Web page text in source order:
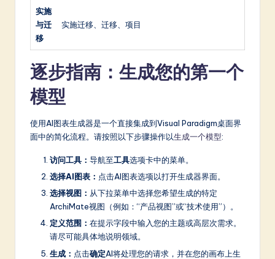
实施
与迁
移
实施迁移、迁移、项目
逐步指南：生成您的第一个
模型
使用AI图表生成器是一个直接集成到Visual Paradigm桌面界
面中的简化流程。请按照以下步骤操作以生成一个模型:
访问工具： 导航至工具选项卡中的菜单。
选择AI图表： 点击AI图表选项以打开生成器界面。
选择视图： 从下拉菜单中选择您希望生成的特定
ArchiMate视图（例如：“产品视图”或“技术使用”）。
定义范围： 在提示字段中输入您的主题或高层次需求。
请尽可能具体地说明领域。
生成： 点击确定AI将处理您的请求，并在您的画布上生